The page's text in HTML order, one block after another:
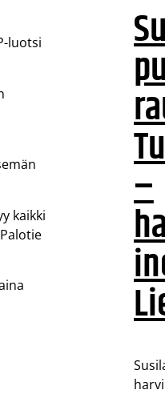
luotsi
kaikki
–